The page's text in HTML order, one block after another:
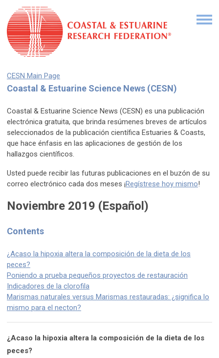
CESN Main Page
Coastal & Estuarine Science News (CESN)
Coastal & Estuarine Science News (CESN) es una publicación
electrónica gratuita, que brinda resúmenes breves de artículos
seleccionados de la publicación científica Estuaries & Coasts,
que hace énfasis en las aplicaciones de gestión de los
hallazgos científicos.
Usted puede recibir las futuras publicaciones en el buzón de su
correo electrónico cada dos meses ¡Regístrese hoy mismo!
Noviembre 2019 (Español)
Contents
¿Acaso la hipoxia altera la composición de la dieta de los
peces?
Poniendo a prueba pequeños proyectos de restauración
Indicadores de la clorofila
Marismas naturales versus Marismas restauradas: ¿significa lo
mismo para el necton?
¿Acaso la hipoxia altera la composición de la dieta de los
peces?